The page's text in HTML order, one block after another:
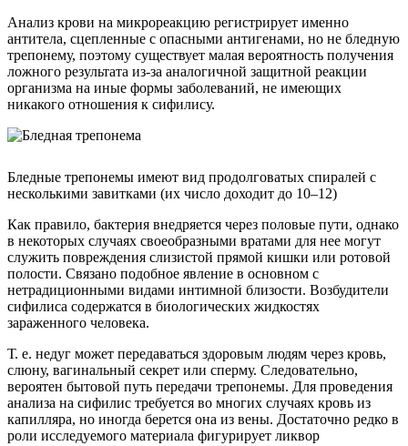
Анализ крови на микрореакцию регистрирует именно
антитела, сцепленные с опасными антигенами, но не бледную
трепонему, поэтому существует малая вероятность получения
ложного результата из-за аналогичной защитной реакции
организма на иные формы заболеваний, не имеющих
никакого отношения к сифилису.
Бледные трепонемы имеют вид продолговатых спиралей с
несколькими завитками (их число доходит до 10–12)
Как правило, бактерия внедряется через половые пути, однако
в некоторых случаях своеобразными вратами для нее могут
служить повреждения слизистой прямой кишки или ротовой
полости. Связано подобное явление в основном с
нетрадиционными видами интимной близости. Возбудители
сифилиса содержатся в биологических жидкостях
зараженного человека.
Т. е. недуг может передаваться здоровым людям через кровь,
слюну, вагинальный секрет или сперму. Следовательно,
вероятен бытовой путь передачи трепонемы. Для проведения
анализа на сифилис требуется во многих случаях кровь из
капилляра, но иногда берется она из вены. Достаточно редко в
роли исследуемого материала фигурирует ликвор